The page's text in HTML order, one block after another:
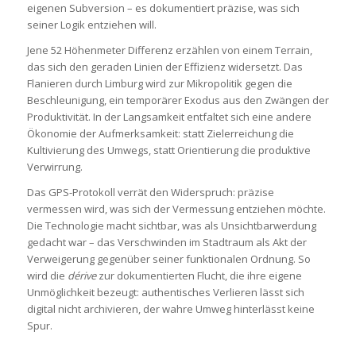
eigenen Subversion – es dokumentiert präzise, was sich
seiner Logik entziehen will.
Jene 52 Höhenmeter Differenz erzählen von einem Terrain,
das sich den geraden Linien der Effizienz widersetzt. Das
Flanieren durch Limburg wird zur Mikropolitik gegen die
Beschleunigung, ein temporärer Exodus aus den Zwängen der
Produktivität. In der Langsamkeit entfaltet sich eine andere
Ökonomie der Aufmerksamkeit: statt Zielerreichung die
Kultivierung des Umwegs, statt Orientierung die produktive
Verwirrung.
Das GPS-Protokoll verrät den Widerspruch: präzise
vermessen wird, was sich der Vermessung entziehen möchte.
Die Technologie macht sichtbar, was als Unsichtbarwerdung
gedacht war – das Verschwinden im Stadtraum als Akt der
Verweigerung gegenüber seiner funktionalen Ordnung. So
wird die dérivezur dokumentierten Flucht, die ihre eigene
Unmöglichkeit bezeugt: authentisches Verlieren lässt sich
digital nicht archivieren, der wahre Umweg hinterlässt keine
Spur.